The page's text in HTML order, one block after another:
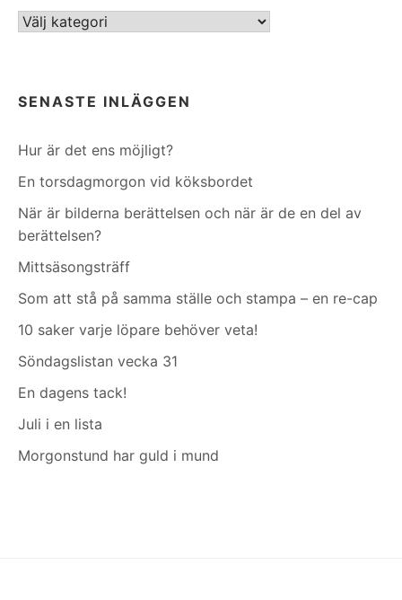
Kategorier
SENASTE INLÄGGEN
Hur är det ens möjligt?
En torsdagmorgon vid köksbordet
När är bilderna berättelsen och när är de en del av
berättelsen?
Mittsäsongsträff
Som att stå på samma ställe och stampa – en re-cap
10 saker varje löpare behöver veta!
Söndagslistan vecka 31
En dagens tack!
Juli i en lista
Morgonstund har guld i mund